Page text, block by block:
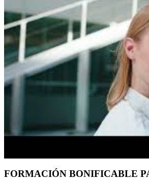
FORMACIÓN BONIFICABLE